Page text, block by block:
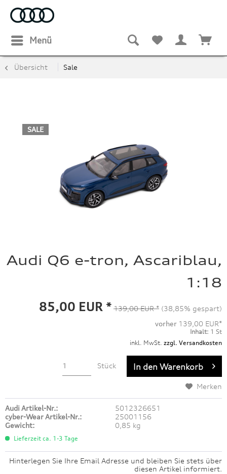
Menü
Übersicht Sale
SALE
Audi Q6 e-tron, Ascariblau,
1:18
85,00 EUR * 139,00 EUR * (38,85% gespart)
vorher 139,00 EUR*
Inhalt: 1 St
inkl. MwSt. zzgl. Versandkosten
Stück In den Warenkorb
Merken
Audi Artikel-Nr.:
5012326651
cyber-Wear Artikel-Nr.:
25001156
Gewicht:
0,85 kg
Lieferzeit ca. 1-3 Tage
Hinterlegen Sie Ihre Email Adresse und bleiben Sie stets über
diesen Artikel informiert.